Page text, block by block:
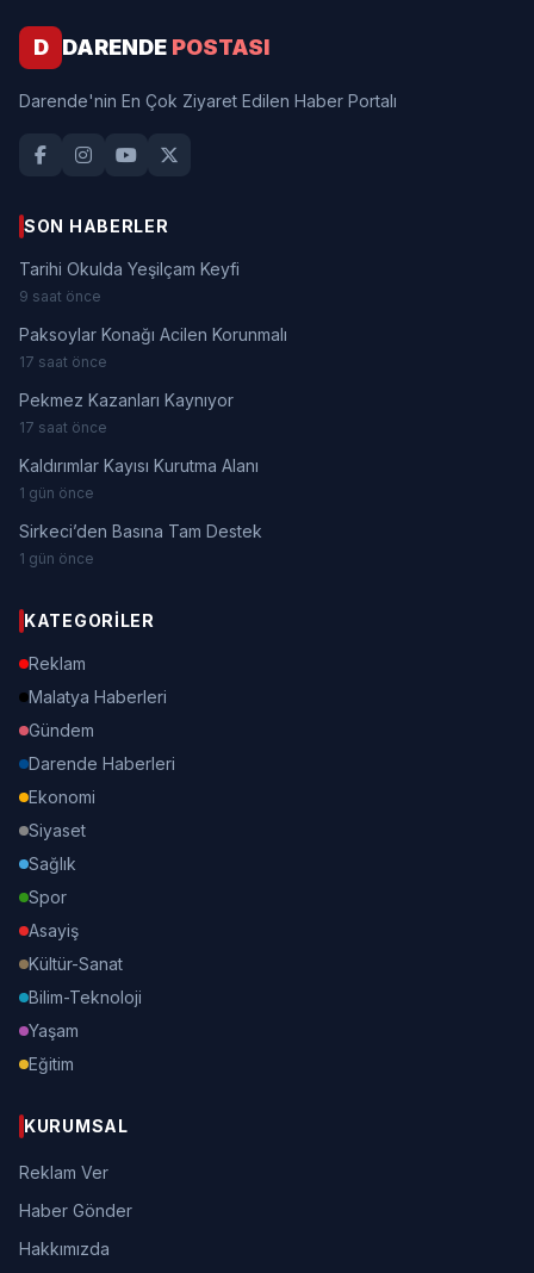
D DARENDE POSTASI
Darende'nin En Çok Ziyaret Edilen Haber Portalı
SON HABERLER
Tarihi Okulda Yeşilçam Keyfi
9 saat önce
Paksoylar Konağı Acilen Korunmalı
17 saat önce
Pekmez Kazanları Kaynıyor
17 saat önce
Kaldırımlar Kayısı Kurutma Alanı
1 gün önce
Sirkeci’den Basına Tam Destek
1 gün önce
KATEGORILER
Reklam
Malatya Haberleri
Gündem
Darende Haberleri
Ekonomi
Siyaset
Sağlık
Spor
Asayiş
Kültür-Sanat
Bilim-Teknoloji
Yaşam
Eğitim
KURUMSAL
Reklam Ver
Haber Gönder
Hakkımızda